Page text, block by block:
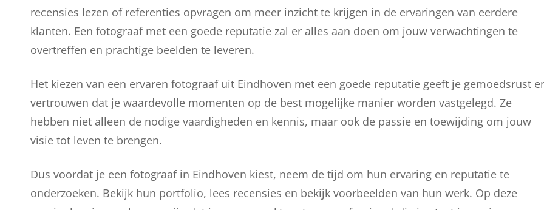
recensies lezen of referenties opvragen om meer inzicht te krijgen in de ervaringen van eerdere
klanten. Een fotograaf met een goede reputatie zal er alles aan doen om jouw verwachtingen te
overtreffen en prachtige beelden te leveren.
Het kiezen van een ervaren fotograaf uit Eindhoven met een goede reputatie geeft je gemoedsrust
vertrouwen dat je waardevolle momenten op de best mogelijke manier worden vastgelegd. Ze
hebben niet alleen de nodige vaardigheden en kennis, maar ook de passie en toewijding om jouw
visie tot leven te brengen.
Dus voordat je een fotograaf in Eindhoven kiest, neem de tijd om hun ervaring en reputatie te
onderzoeken. Bekijk hun portfolio, lees recensies en bekijk voorbeelden van hun werk. Op deze